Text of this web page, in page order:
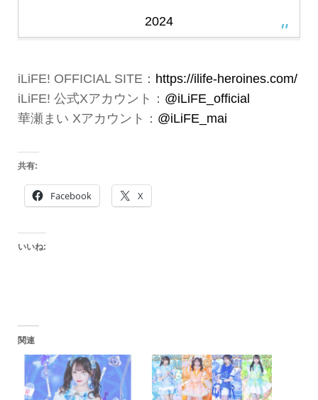
2024
iLiFE! OFFICIAL SITE： https://ilife-heroines.com/
iLiFE! 公式Xアカウント： @iLiFE_official
華瀬まい Xアカウント： @iLiFE_mai
共有:
Facebook X
いいね:
関連